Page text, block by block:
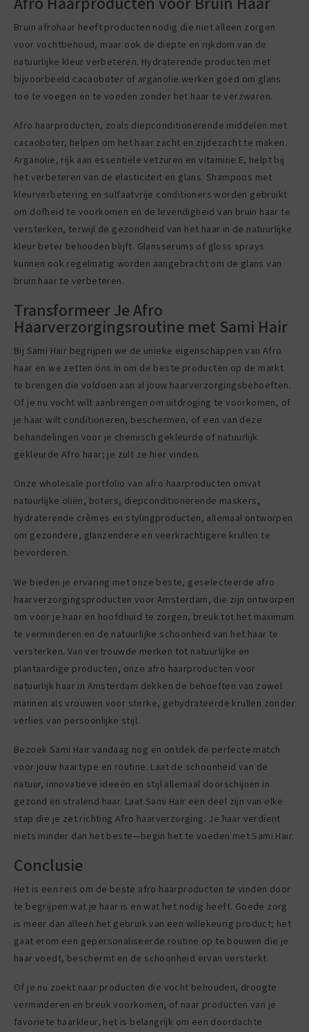
Bruin afrohaar heeft producten nodig die niet alleen zorgen
voor vochtbehoud, maar ook de diepte en rijkdom van de
natuurlijke kleur verbeteren. Hydraterende producten met
bijvoorbeeld cacaoboter of arganolie werken goed om glans
toe te voegen en te voeden zonder het haar te verzwaren.
Afro haarproducten, zoals diepconditionerende middelen met
cacaoboter, helpen om het haar zacht en zijdezacht te maken.
Arganolie, rijk aan essentiële vetzuren en vitamine E, helpt bij
het verbeteren van de elasticiteit en glans. Shampoos met
kleurverbetering en sulfaatvrije conditioners worden gebruikt
om dofheid te voorkomen en de levendigheid van bruin haar te
versterken, terwijl de gezondheid van het haar in de natuurlijke
kleur beter behouden blijft. Glansserums of gloss sprays
kunnen ook regelmatig worden aangebracht om de glans van
bruin haar te verbeteren.
Transformeer Je Afro
Haarverzorgingsroutine met Sami Hair
Bij Sami Hair begrijpen we de unieke eigenschappen van Afro
haar en we zetten ons in om de beste producten op de markt
te brengen die voldoen aan al jouw haarverzorgingsbehoeften.
Of je nu vocht wilt aanbrengen om uitdroging te voorkomen, of
je haar wilt conditioneren, beschermen, of een van deze
behandelingen voor je chemisch gekleurde of natuurlijk
gekleurde Afro haar; je zult ze hier vinden.
Onze wholesale portfolio van afro haarproducten omvat
natuurlijke oliën, boters, diepconditionerende maskers,
hydraterende crèmes en stylingproducten, allemaal ontworpen
om gezondere, glanzendere en veerkrachtigere krullen te
bevorderen.
We bieden je ervaring met onze beste, geselecteerde afro
haarverzorgingsproducten voor Amsterdam, die zijn ontworpen
om voor je haar en hoofdhuid te zorgen, breuk tot het maximum
te verminderen en de natuurlijke schoonheid van het haar te
versterken. Van vertrouwde merken tot natuurlijke en
plantaardige producten, onze afro haarproducten voor
natuurlijk haar in Amsterdam dekken de behoeften van zowel
mannen als vrouwen voor sterke, gehydrateerde krullen zonder
verlies van persoonlijke stijl.
Bezoek Sami Hair vandaag nog en ontdek de perfecte match
voor jouw haartype en routine. Laat de schoonheid van de
natuur, innovatieve ideeën en stijl allemaal doorschijnen in
gezond en stralend haar. Laat Sami Hair een deel zijn van elke
stap die je zet richting Afro haarverzorging. Je haar verdient
niets minder dan het beste—begin het te voeden met Sami Hair.
Conclusie
Het is een reis om de beste afro haarproducten te vinden door
te begrijpen wat je haar is en wat het nodig heeft. Goede zorg
is meer dan alleen het gebruik van een willekeurig product; het
gaat erom een gepersonaliseerde routine op te bouwen die je
haar voedt, beschermt en de schoonheid ervan versterkt.
Of je nu zoekt naar producten die vocht behouden, droogte
verminderen en breuk voorkomen, of naar producten van je
favoriete haarkleur, het is belangrijk om een doordachte